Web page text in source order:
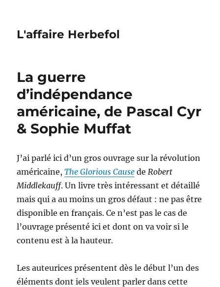
L'affaire Herbefol
La guerre
d’indépendance
américaine, de Pascal Cyr
& Sophie Muffat
J’ai parlé ici d’un gros ouvrage sur la révolution
américaine,The Glorious Cause deRobert
Middlekauff. Un livre très intéressant et détaillé
mais qui a au moins un gros défaut : ne pas être
disponible en français. Ce n’est pas le cas de
l’ouvrage présenté ici et dont on va voir si le
contenu est à la hauteur.
Les auteurices présentent dès le début l’un des
éléments dont iels veulent parler dans cette